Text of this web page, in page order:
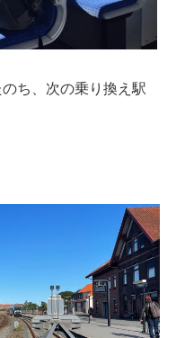
ち、次の乗り換え駅